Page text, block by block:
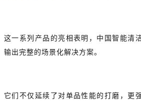
这一系列产品的亮相表明，中国智能清
输出完整的场景化解决方案。
它们不仅延续了对单品性能的打磨，更